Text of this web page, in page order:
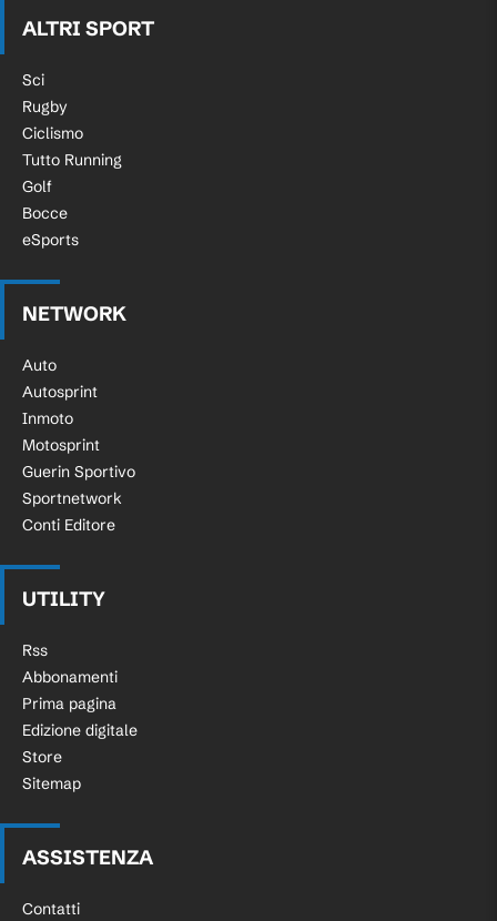
ALTRI SPORT
Sci
Rugby
Ciclismo
Tutto Running
Golf
Bocce
eSports
NETWORK
Auto
Autosprint
Inmoto
Motosprint
Guerin Sportivo
Sportnetwork
Conti Editore
UTILITY
Rss
Abbonamenti
Prima pagina
Edizione digitale
Store
Sitemap
ASSISTENZA
Contatti